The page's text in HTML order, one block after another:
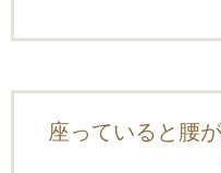
座っていると腰